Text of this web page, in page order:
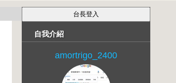
自我介紹
amortrigo_2400